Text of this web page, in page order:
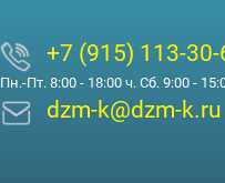
+7 (915) 113-30-
Пн.-Пт. 8:00 - 18:00 ч. Сб. 9:00 -
dzm-k@dzm-k.ru